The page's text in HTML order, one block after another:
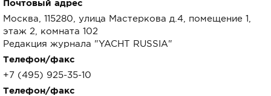
Почтовый адрес
Москва, 115280, улица Мастеркова д.4, помещение 1,
этаж 2, комната 102
Редакция журнала "YACHT RUSSIA"
Телефон/факс
+7 (495) 925-35-10
Телефон/факс